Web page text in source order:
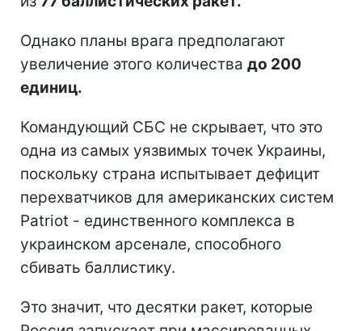
Однако планы врага предполагают
увеличение этого количества до 200
единиц.
Командующий СБС не скрывает, что это
одна из самых уязвимых точек Украины,
поскольку страна испытывает дефицит
перехватчиков для американских систем
Patriot - единственного комплекса в
украинском арсенале, способного
сбивать баллистику.
Это значит, что десятки ракет, которые